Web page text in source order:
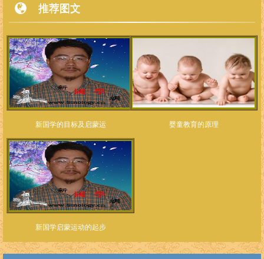
推荐图文
新国学的目标及启蒙运 婴童教育的原理
新国学启蒙运动的起步